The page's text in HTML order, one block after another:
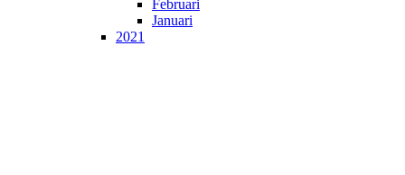
Februari
Januari
2021